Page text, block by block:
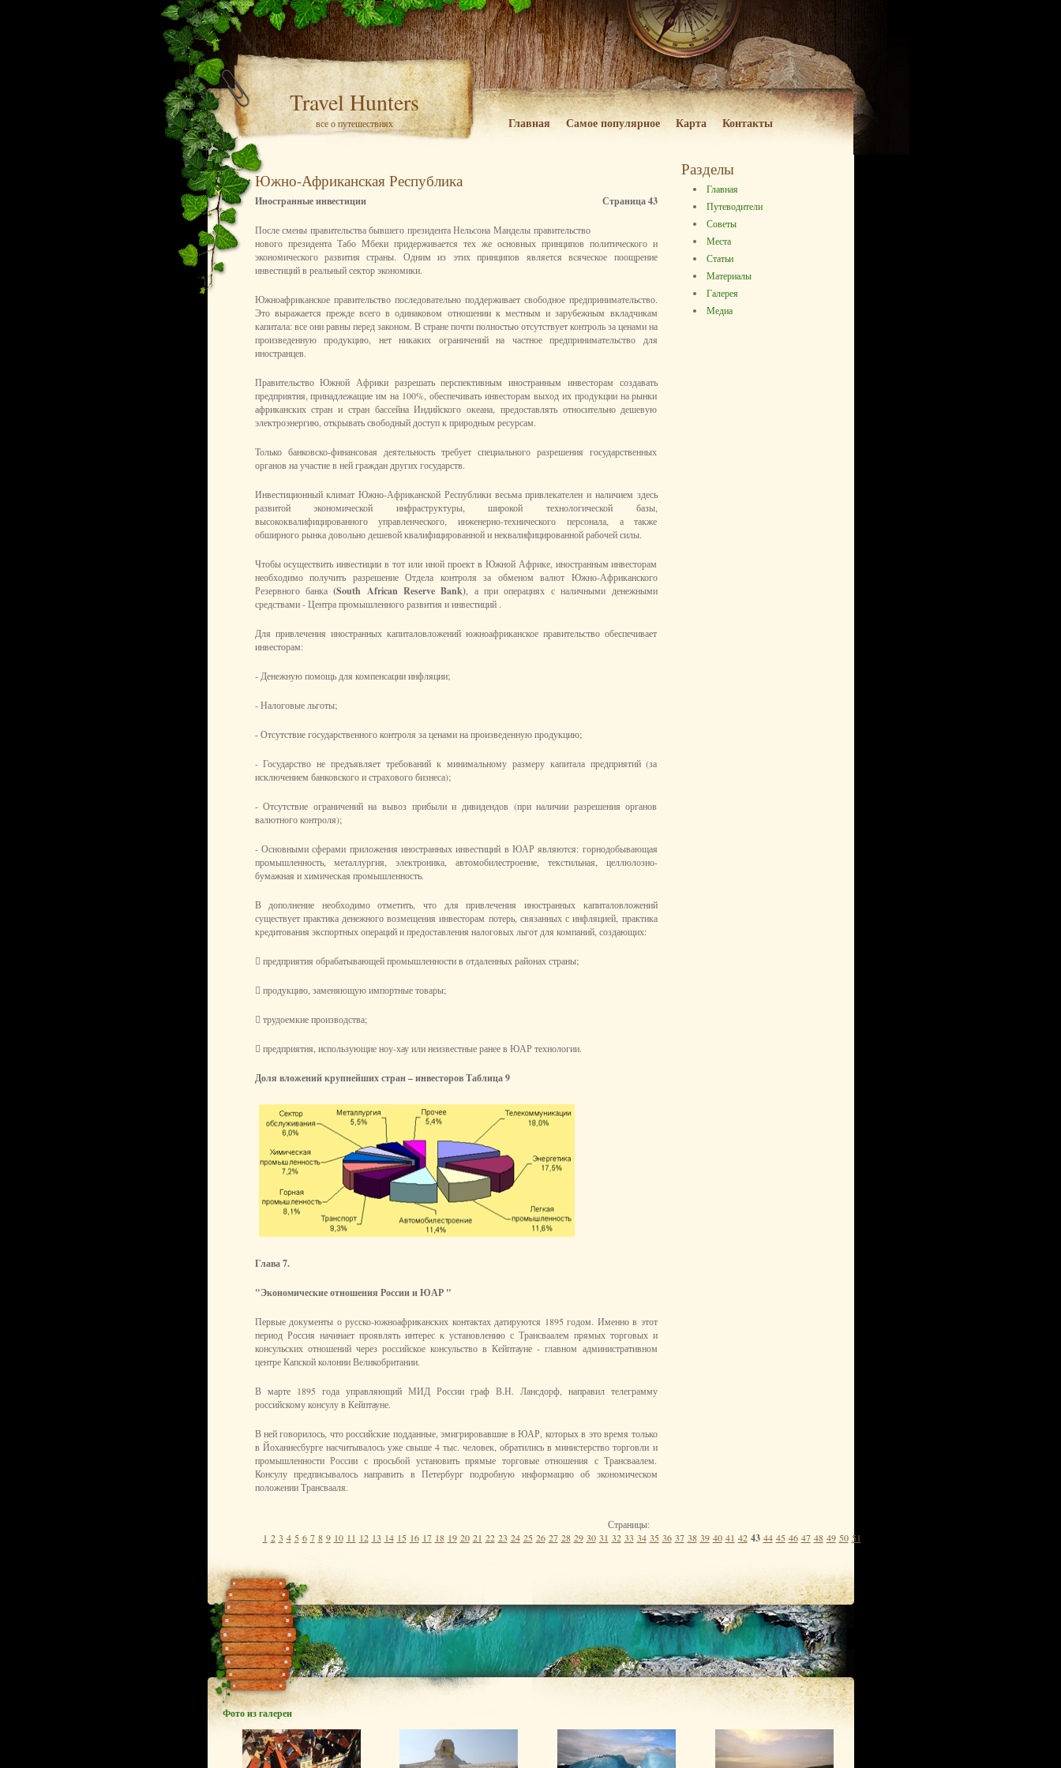
Travel Hunters
все о путешествиях Главная Самое популярное Карта Контакты
Южно-Африканская Республика
Страница 43
Иностранные инвестиции
После смены правительства бывшего президента Нельсона Манделы правительство
нового президента Табо Мбеки придерживается тех же основных принципов политического и
экономического развития страны. Одним из этих принципов является всяческое поощрение
инвестиций в реальный сектор экономики.
Южноафриканское правительство последовательно поддерживает свободное предпринимательство.
Это выражается прежде всего в одинаковом отношении к местным и зарубежным вкладчикам
капитала: все они равны перед законом. В стране почти полностью отсутствует контроль за ценами на
произведенную продукцию, нет никаких ограничений на частное предпринимательство для
иностранцев.
Правительство Южной Африки разрешать перспективным иностранным инвесторам создавать
предприятия, принадлежащие им на 100%, обеспечивать инвесторам выход их продукции на рынки
африканских стран и стран бассейна Индийского океана, предоставлять относительно дешевую
электроэнергию, открывать свободный доступ к природным ресурсам.
Только банковско-финансовая деятельность требует специального разрешения государственных
органов на участие в ней граждан других государств.
Инвестиционный климат Южно-Африканской Республики весьма привлекателен и наличием здесь
развитой экономической инфраструктуры, широкой технологической базы,
высококвалифицированного управленческого, инженерно-технического персонала, а также
обширного рынка довольно дешевой квалифицированной и неквалифицированной рабочей силы.
Чтобы осуществить инвестиции в тот или иной проект в Южной Африке, иностранным инвесторам
необходимо получить разрешение Отдела контроля за обменом валют Южно-Африканского
Резервного банка(South African Reserve Bank) , а при операциях с наличными денежными
средствами - Центра промышленного развития и инвестиций .
Для привлечения иностранных капиталовложений южноафриканское правительство обеспечивает
инвесторам:
- Денежную помощь для компенсации инфляции;
- Налоговые льготы;
- Отсутствие государственного контроля за ценами на произведенную продукцию;
- Государство не предъявляет требований к минимальному размеру капитала предприятий (за
исключением банковского и страхового бизнеса);
- Отсутствие ограничений на вывоз прибыли и дивидендов (при наличии разрешения органов
валютного контроля);
- Основными сферами приложения иностранных инвестиций в ЮАР являются: горнодобывающая
промышленность, металлургия, электроника, автомобилестроение, текстильная, целлюлозно-
бумажная и химическая промышленность.
В дополнение необходимо отметить, что для привлечения иностранных капиталовложений
существует практика денежного возмещения инвесторам потерь, связанных с инфляцией, практика
кредитования экспортных операций и предоставления налоговых льгот для компаний, создающих:
 предприятия обрабатывающей промышленности в отдаленных районах страны;
 продукцию, заменяющую импортные товары;
 трудоемкие производства;
 предприятия, использующие ноу-хау или неизвестные ранее в ЮАР технологии.
Доля вложений крупнейших стран – инвесторов Таблица 9
Глава 7.
"Экономические отношения России и ЮАР "
Первые документы о русско-южноафриканских контактах датируются 1895 годом. Именно в этот
период Россия начинает проявлять интерес к установлению с Трансваалем прямых торговых и
консульских отношений через российское консульство в Кейптауне - главном административном
центре Капской колонии Великобритании.
В марте 1895 года управляющий МИД России граф В.Н. Лансдорф, направил телеграмму
российскому консулу в Кейптауне.
В ней говорилось, что российские подданные, эмигрировавшие в ЮАР, которых в это время только
в Йоханнесбурге насчитывалось уже свыше 4 тыс. человек, обратились в министерство торговли и
промышленности России с просьбой установить прямые торговые отношения с Трансваалем.
Консулу предписывалось направить в Петербург подробную информацию об экономическом
положении Трансвааля.
Страницы:
1 2 3 4 5 6 7 8 9 10 11 12 13 14 15 16 17 18 19 20 21 22 23 24 25 26 27 28 29 30 31 32 33 34 35 36 37 38 39 40 41 42 43 44 45 46 47 48 49 50 51
Разделы
Главная
Путеводители
Советы
Места
Статьи
Материалы
Галерея
Медиа
Фото из галереи